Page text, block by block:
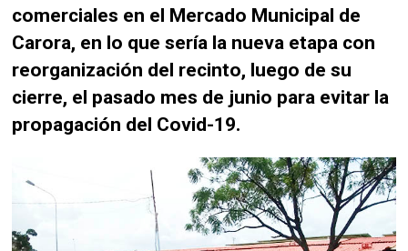
comerciales en el Mercado Municipal de
Carora, en lo que sería la nueva etapa con
reorganización del recinto, luego de su
cierre, el pasado mes de junio para evitar la
propagación del Covid-19.